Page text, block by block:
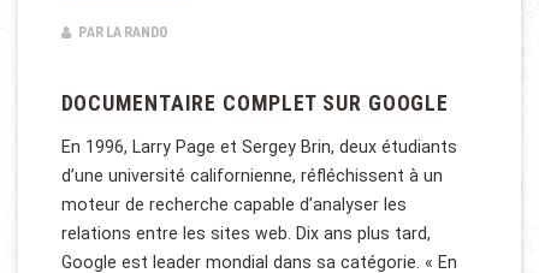
PAR LA RANDO
DOCUMENTAIRE COMPLET SUR GOOGLE
En 1996, Larry Page et Sergey Brin, deux étudiants
d’une université californienne, réfléchissent à un
moteur de recherche capable d’analyser les
relations entre les sites web. Dix ans plus tard,
Google est leader mondial dans sa catégorie. « En